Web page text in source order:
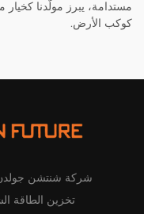
مستدامة، يبرز مولّدنا
كوكب الأرض.
شركة شنتشن جولدن